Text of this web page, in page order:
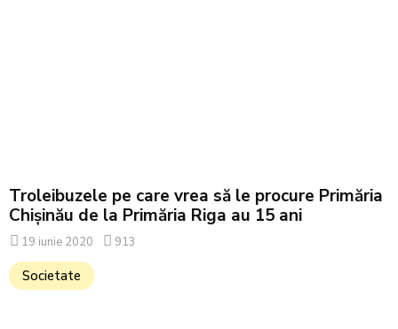
Troleibuzele pe care vrea să le procure Primăria
Chișinău de la Primăria Riga au 15 ani
19 iunie 2020 913
Societate